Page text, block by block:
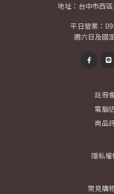
地址： 台中市西
平日營業：
週六日及國
註冊
電腦
商品
隱私權
常見購